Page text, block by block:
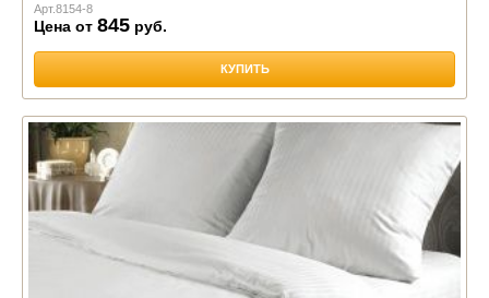
Арт.8154-8
Цена от 845 руб.
КУПИТЬ